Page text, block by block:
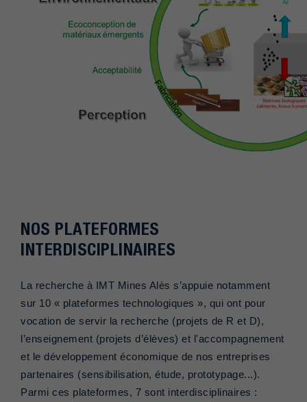
NOS PLATEFORMES
INTERDISCIPLINAIRES
La recherche à IMT Mines Alès s’appuie notamment
sur 10 « plateformes technologiques », qui ont pour
vocation de servir la recherche (projets de R et D),
l’enseignement (projets d’élèves) et l'accompagnement
et le développement économique de nos entreprises
partenaires (sensibilisation, étude, prototypage...).
Parmi ces plateformes, 7 sont interdisciplinaires :